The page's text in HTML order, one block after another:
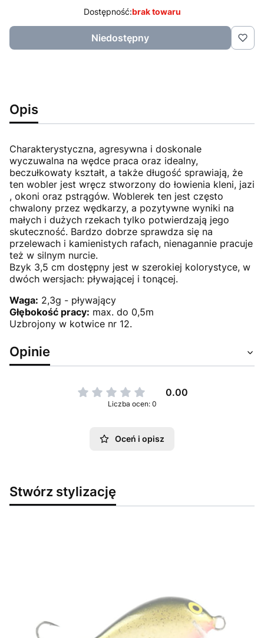
Dostępność:brak towaru
Niedostępny
Opis
Charakterystyczna, agresywna i doskonale
wyczuwalna na wędce praca oraz idealny,
beczułkowaty kształt, a także długość sprawiają, że
ten wobler jest wręcz stworzony do łowienia kleni, jazi
, okoni oraz pstrągów. Woblerek ten jest często
chwalony przez wędkarzy, a pozytywne wyniki na
małych i dużych rzekach tylko potwierdzają jego
skuteczność. Bardzo dobrze sprawdza się na
przelewach i kamienistych rafach, nienagannie pracuje
też w silnym nurcie.
Bzyk 3,5 cm dostępny jest w szerokiej kolorystyce, w
dwóch wersjach: pływającej i tonącej.
Waga: 2,3g - pływający
Głębokość pracy: max. do 0,5m
Uzbrojony w kotwice nr 12.
Opinie
0.00
Liczba ocen: 0
Oceń i opisz
Stwórz stylizację